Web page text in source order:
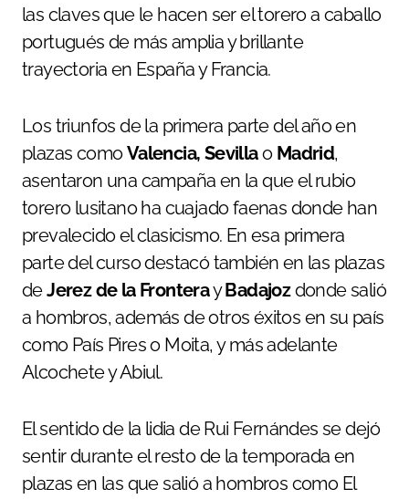
las claves que le hacen ser el torero a caballo
portugués de más amplia y brillante
trayectoria en España y Francia.
Los triunfos de la primera parte del año en
plazas comoValencia, Sevillao Madrid,
asentaron una campaña en la que el rubio
torero lusitano ha cuajado faenas donde han
prevalecido el clasicismo. En esa primera
parte del curso destacó también en las plazas
deJerez de la FronterayBadajozdonde salió
a hombros, además de otros éxitos en su país
como País Pires o Moita, y más adelante
Alcochete y Abiul.
El sentido de la lidia de Rui Fernándes se dejó
sentir durante el resto de la temporada en
plazas en las que salió a hombros como El